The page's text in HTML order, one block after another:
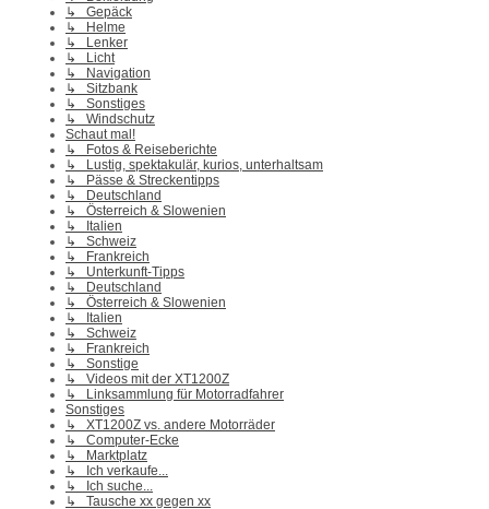
↳ Gepäck
↳ Helme
↳ Lenker
↳ Licht
↳ Navigation
↳ Sitzbank
↳ Sonstiges
↳ Windschutz
Schaut mal!
↳ Fotos & Reiseberichte
↳ Lustig, spektakulär, kurios, unterhaltsam
↳ Pässe & Streckentipps
↳ Deutschland
↳ Österreich & Slowenien
↳ Italien
↳ Schweiz
↳ Frankreich
↳ Unterkunft-Tipps
↳ Deutschland
↳ Österreich & Slowenien
↳ Italien
↳ Schweiz
↳ Frankreich
↳ Sonstige
↳ Videos mit der XT1200Z
↳ Linksammlung für Motorradfahrer
Sonstiges
↳ XT1200Z vs. andere Motorräder
↳ Computer-Ecke
↳ Marktplatz
↳ Ich verkaufe...
↳ Ich suche...
↳ Tausche xx gegen xx